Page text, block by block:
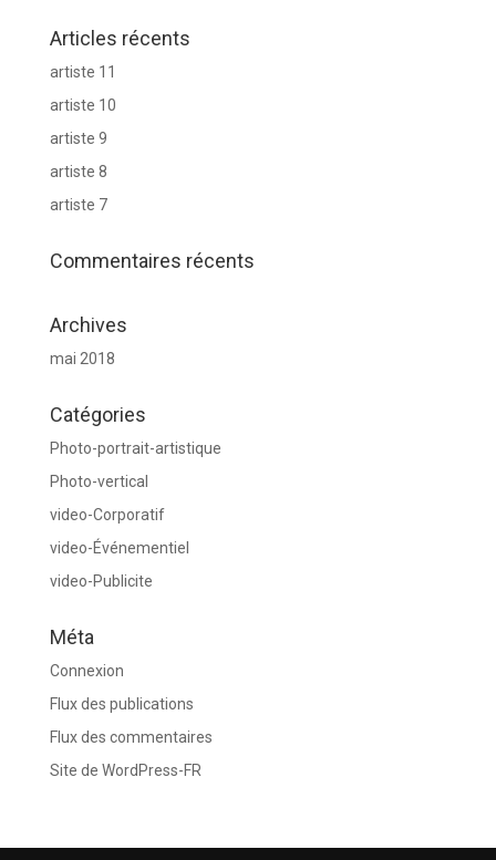
Articles récents
artiste 11
artiste 10
artiste 9
artiste 8
artiste 7
Commentaires récents
Archives
mai 2018
Catégories
Photo-portrait-artistique
Photo-vertical
video-Corporatif
video-Événementiel
video-Publicite
Méta
Connexion
Flux des publications
Flux des commentaires
Site de WordPress-FR